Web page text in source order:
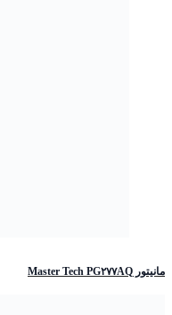
مانیتور Master Tech PG۲۷۷AQ